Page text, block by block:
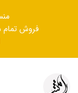
فروش